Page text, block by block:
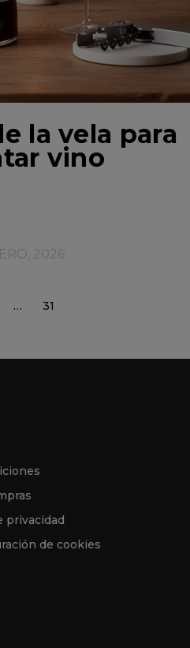
la vela para
vino
2026
… 31
privacidad
de cookies